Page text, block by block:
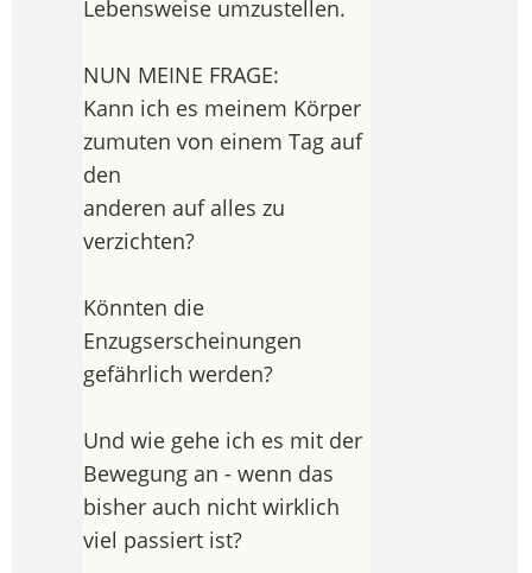
Lebensweise umzustellen.
NUN MEINE FRAGE:
Kann ich es meinem Körper
zumuten von einem Tag auf
den
anderen auf alles zu
verzichten?
Könnten die
Enzugserscheinungen
gefährlich werden?
Und wie gehe ich es mit der
Bewegung an - wenn das
bisher auch nicht wirklich
viel passiert ist?